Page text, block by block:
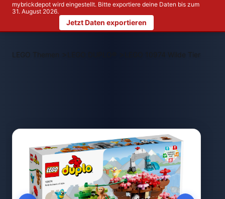
mybrickdepot wird eingestellt. Bitte exportiere deine Daten bis zum
31. August 2026.
Jetzt Daten exportieren
LEGO Themen > LEGO 10974 Wilde Tiere